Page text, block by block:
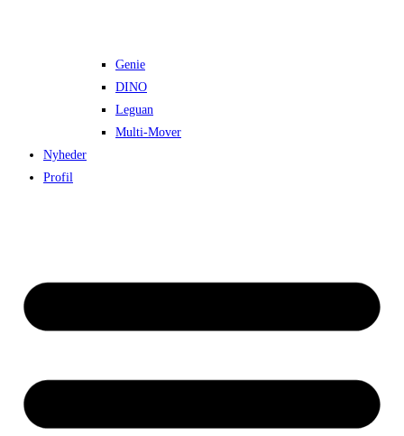
Genie
DINO
Leguan
Multi-Mover
Nyheder
Profil